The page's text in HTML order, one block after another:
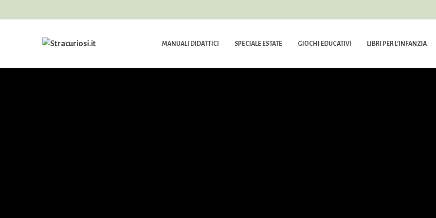
MANUALI DIDATTICI SPECIALE ESTATE GIOCHI EDUCATIVI LIBRI PER L’INFANZIA